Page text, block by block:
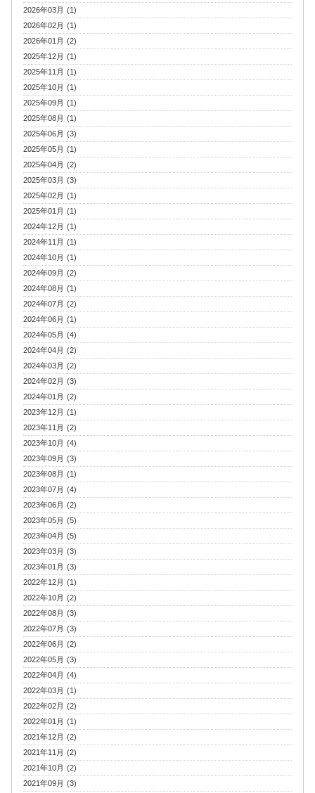
2026年03月 (1)
2026年02月 (1)
2026年01月 (2)
2025年12月 (1)
2025年11月 (1)
2025年10月 (1)
2025年09月 (1)
2025年08月 (1)
2025年06月 (3)
2025年05月 (1)
2025年04月 (2)
2025年03月 (3)
2025年02月 (1)
2025年01月 (1)
2024年12月 (1)
2024年11月 (1)
2024年10月 (1)
2024年09月 (2)
2024年08月 (1)
2024年07月 (2)
2024年06月 (1)
2024年05月 (4)
2024年04月 (2)
2024年03月 (2)
2024年02月 (3)
2024年01月 (2)
2023年12月 (1)
2023年11月 (2)
2023年10月 (4)
2023年09月 (3)
2023年08月 (1)
2023年07月 (4)
2023年06月 (2)
2023年05月 (5)
2023年04月 (5)
2023年03月 (3)
2023年01月 (3)
2022年12月 (1)
2022年10月 (2)
2022年08月 (3)
2022年07月 (3)
2022年06月 (2)
2022年05月 (3)
2022年04月 (4)
2022年03月 (1)
2022年02月 (2)
2022年01月 (1)
2021年12月 (2)
2021年11月 (2)
2021年10月 (2)
2021年09月 (3)